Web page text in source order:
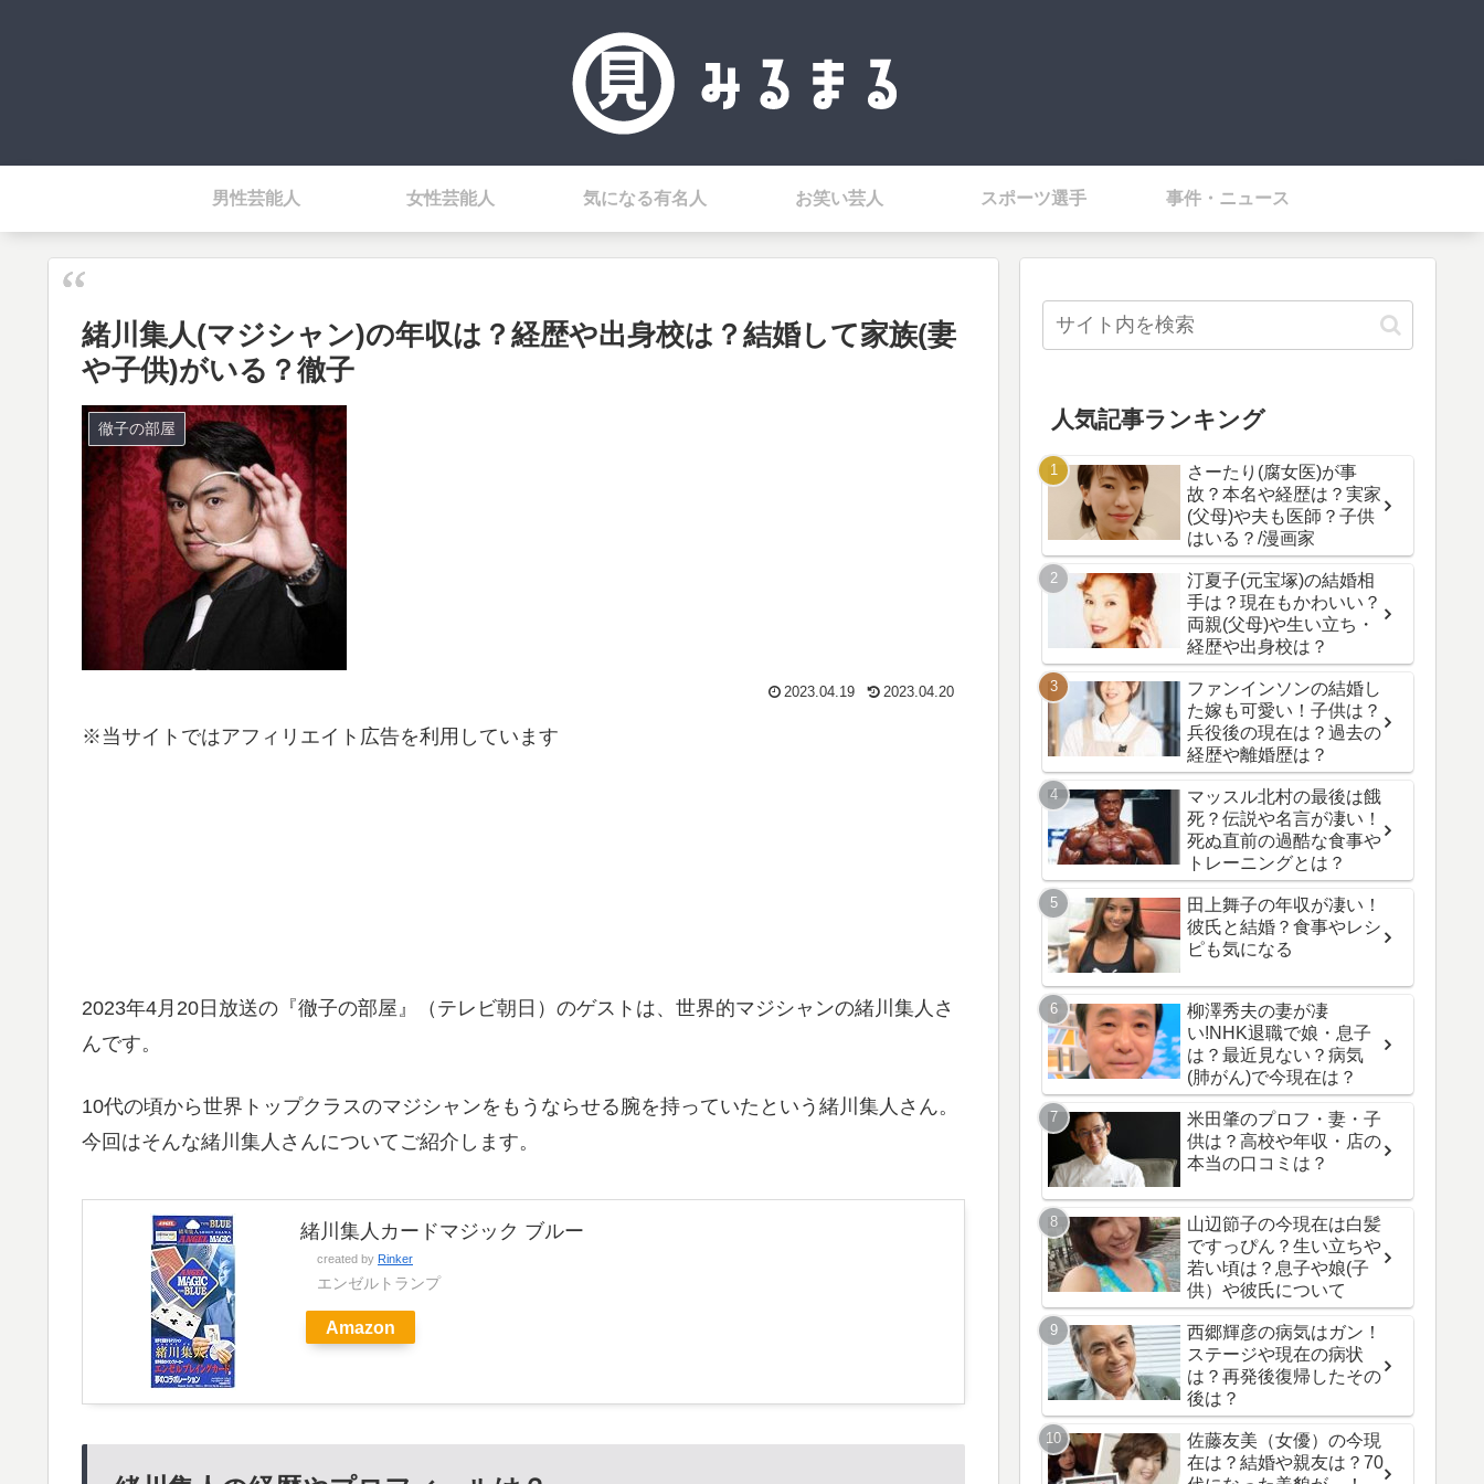
男性芸能人 女性芸能人 気になる有名人 お笑い芸人 スポーツ選手 事件・ニュース
緒川集人(マジシャン)の年収は？経歴や出身校は？結婚して家族(妻
や子供)がいる？徹子
徹子の部屋
2023.04.19 2023.04.20
※当サイトではアフィリエイト広告を利用しています
2023年4月20日放送の『徹子の部屋』（テレビ朝日）のゲストは、世界的マジシャンの緒川集人さ
んです。
10代の頃から世界トップクラスのマジシャンをもうならせる腕を持っていたという緒川集人さん。
今回はそんな緒川集人さんについてご紹介します。
緒川集人カードマジック ブルー
created by Rinker
エンゼルトランプ
Amazon
人気記事ランキング
さーたり(腐女医)が事
故？本名や経歴は？実家
(父母)や夫も医師？子供
はいる？/漫画家
汀夏子(元宝塚)の結婚相
手は？現在もかわいい？
両親(父母)や生い立ち・
経歴や出身校は？
ファンインソンの結婚し
た嫁も可愛い！子供は？
兵役後の現在は？過去の
経歴や離婚歴は？
マッスル北村の最後は餓
死？伝説や名言が凄い！
死ぬ直前の過酷な食事や
トレーニングとは？
田上舞子の年収が凄い！
彼氏と結婚？食事やレシ
ピも気になる
柳澤秀夫の妻が凄
い!NHK退職で娘・息子
は？最近見ない？病気
(肺がん)で今現在は？
米田肇のプロフ・妻・子
供は？高校や年収・店の
本当の口コミは？
山辺節子の今現在は白髪
ですっぴん？生い立ちや
若い頃は？息子や娘(子
供）や彼氏について
西郷輝彦の病気はガン！
ステージや現在の病状
は？再発後復帰したその
後は？
佐藤友美（女優）の今現
在は？結婚や親友は？70